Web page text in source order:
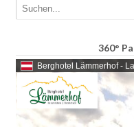
360°
Berghotel Lämmerhof -